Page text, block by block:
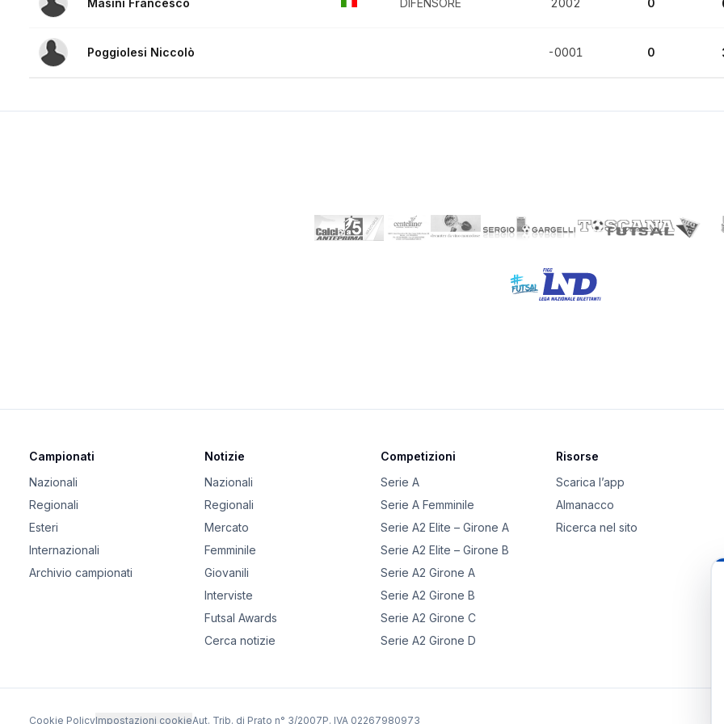
Masini Francesco DIFENSORE 2002 0
Poggiolesi Niccolò -0001 0
Campionati
Nazionali
Regionali
Esteri
Internazionali
Archivio campionati
Notizie
Nazionali
Regionali
Mercato
Femminile
Giovanili
Interviste
Futsal Awards
Cerca notizie
Competizioni
Serie A
Serie A Femminile
Serie A2 Elite – Girone A
Serie A2 Elite – Girone B
Serie A2 Girone A
Serie A2 Girone B
Serie A2 Girone C
Serie A2 Girone D
Risorse
Scarica l’app
Almanacco
Ricerca nel sito
Cookie PolicyImpostazioni cookieAut. Trib. di Prato n° 3/2007P. IVA 02267980973